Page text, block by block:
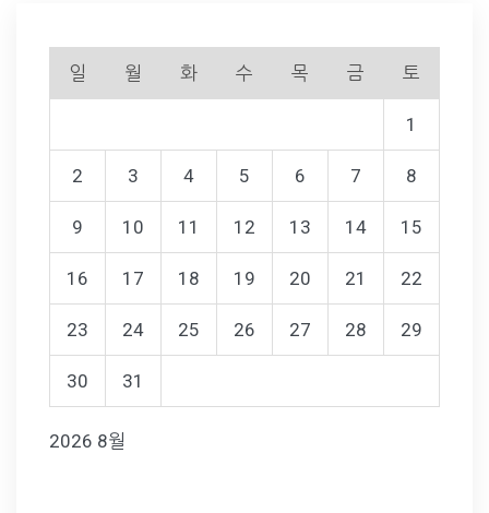
2026 8월
일 월 화 수 목 금 토
1
2 3 4 5 6 7 8
9 10 11 12 13 14 15
16 17 18 19 20 21 22
23 24 25 26 27 28 29
30 31